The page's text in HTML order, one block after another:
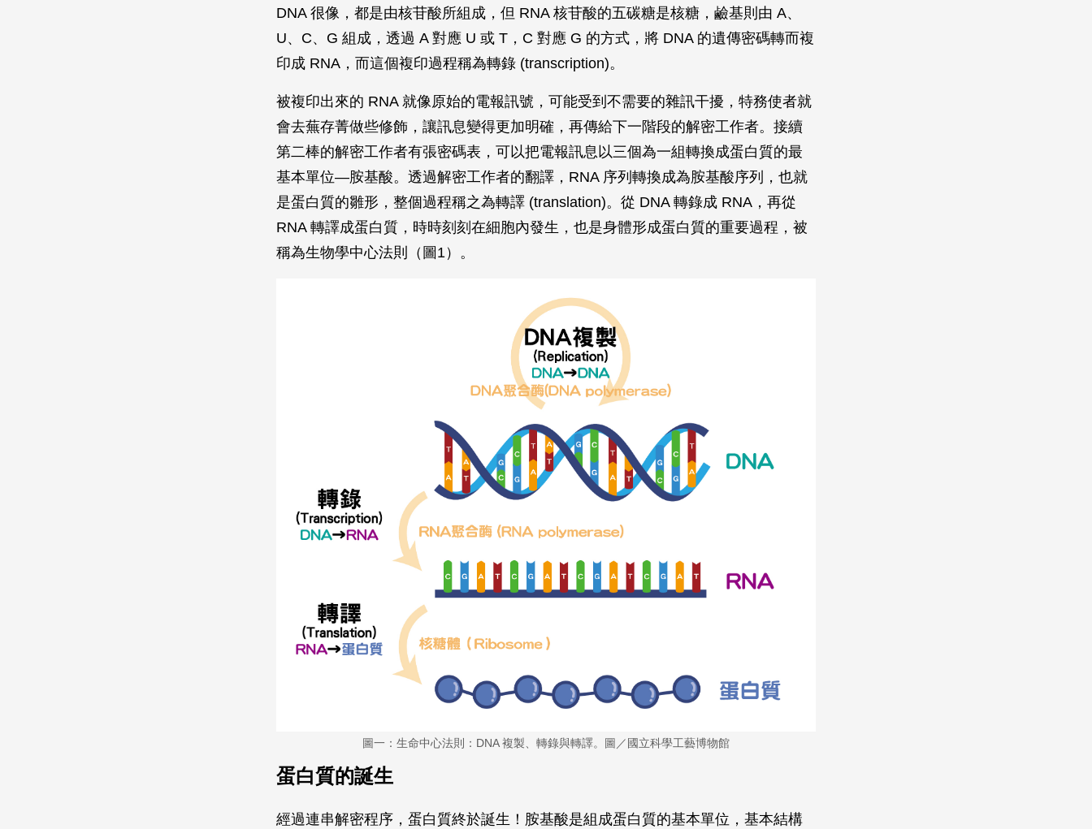
DNA 很像，都是由核苷酸所組成，但 RNA 核苷酸的五碳糖是核糖，鹼基則由 A、
U、C、G 組成，透過 A 對應 U 或 T，C 對應 G 的方式，將 DNA 的遺傳密碼轉而複
印成 RNA，而這個複印過程稱為轉錄 (transcription)。
被複印出來的 RNA 就像原始的電報訊號，可能受到不需要的雜訊干擾，特務使者就
會去蕪存菁做些修飾，讓訊息變得更加明確，再傳給下一階段的解密工作者。接續
第二棒的解密工作者有張密碼表，可以把電報訊息以三個為一組轉換成蛋白質的最
基本單位—胺基酸。透過解密工作者的翻譯，RNA 序列轉換成為胺基酸序列，也就
是蛋白質的雛形，整個過程稱之為轉譯 (translation)。從 DNA 轉錄成 RNA，再從
RNA 轉譯成蛋白質，時時刻刻在細胞內發生，也是身體形成蛋白質的重要過程，被
稱為生物學中心法則（圖1）。
圖一：生命中心法則：DNA 複製、轉錄與轉譯。圖／國立科學工藝博物館
蛋白質的誕生
經過連串解密程序，蛋白質終於誕生！胺基酸是組成蛋白質的基本單位，基本結構